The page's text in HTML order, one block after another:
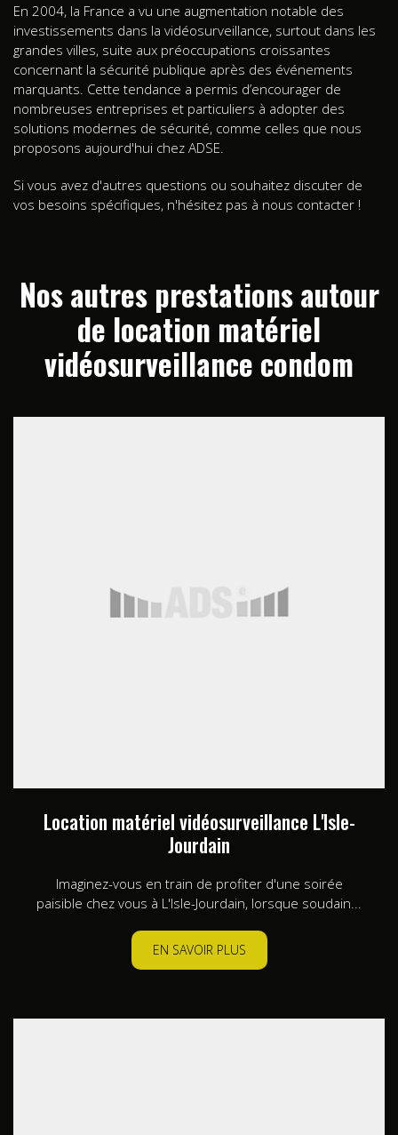
En 2004, la France a vu une augmentation notable des
investissements dans la vidéosurveillance, surtout dans les
grandes villes, suite aux préoccupations croissantes
concernant la sécurité publique après des événements
marquants. Cette tendance a permis d’encourager de
nombreuses entreprises et particuliers à adopter des
solutions modernes de sécurité, comme celles que nous
proposons aujourd'hui chez ADSE.
Si vous avez d'autres questions ou souhaitez discuter de
vos besoins spécifiques, n'hésitez pas à nous contacter !
Nos autres prestations autour
de location matériel
vidéosurveillance condom
Location matériel vidéosurveillance L'Isle-
Jourdain
Imaginez-vous en train de profiter d'une soirée
paisible chez vous à L'Isle-Jourdain, lorsque soudain...
EN SAVOIR PLUS